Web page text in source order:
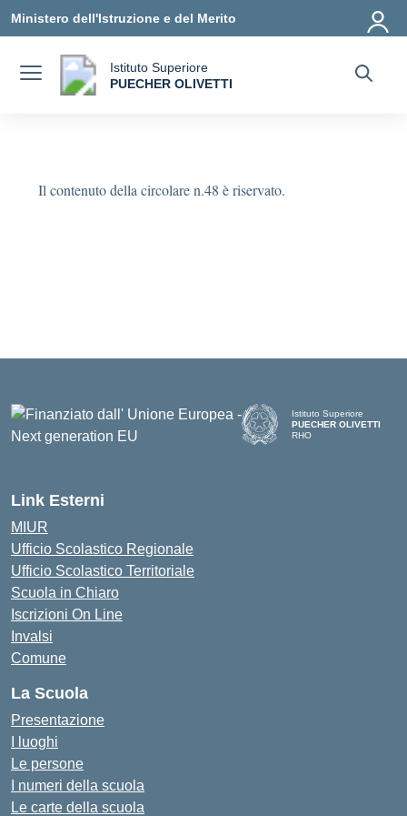
Ministero dell'Istruzione e del Merito
Istituto Superiore
PUECHER OLIVETTI
Il contenuto della circolare n.48 è riservato.
Istituto Superiore
PUECHER OLIVETTI
RHO
Link Esterni
MIUR
Ufficio Scolastico Regionale
Ufficio Scolastico Territoriale
Scuola in Chiaro
Iscrizioni On Line
Invalsi
Comune
La Scuola
Presentazione
I luoghi
Le persone
I numeri della scuola
Le carte della scuola